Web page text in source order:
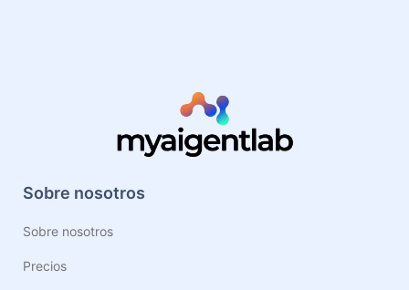
Sobre nosotros
Sobre nosotros
Precios